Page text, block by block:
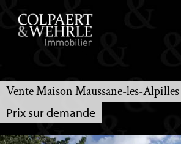
Vente Maison Maussane-les-Alpilles
Prix sur demande